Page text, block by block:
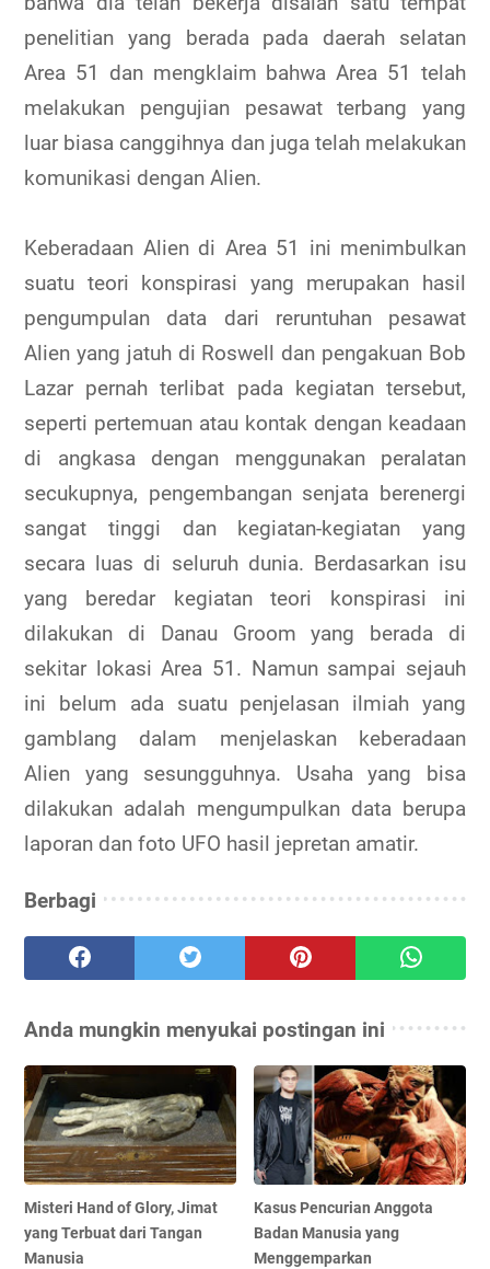
penelitian yang berada pada daerah selatan
Area 51 dan mengklaim bahwa Area 51 telah
melakukan pengujian pesawat terbang yang
luar biasa canggihnya dan juga telah melakukan
komunikasi dengan Alien.
Keberadaan Alien di Area 51 ini menimbulkan
suatu teori konspirasi yang merupakan hasil
pengumpulan data dari reruntuhan pesawat
Alien yang jatuh di Roswell dan pengakuan Bob
Lazar pernah terlibat pada kegiatan tersebut,
seperti pertemuan atau kontak dengan keadaan
di angkasa dengan menggunakan peralatan
secukupnya, pengembangan senjata berenergi
sangat tinggi dan kegiatan-kegiatan yang
secara luas di seluruh dunia. Berdasarkan isu
yang beredar kegiatan teori konspirasi ini
dilakukan di Danau Groom yang berada di
sekitar lokasi Area 51. Namun sampai sejauh
ini belum ada suatu penjelasan ilmiah yang
gamblang dalam menjelaskan keberadaan
Alien yang sesungguhnya. Usaha yang bisa
dilakukan adalah mengumpulkan data berupa
laporan dan foto UFO hasil jepretan amatir.
Berbagi
Anda mungkin menyukai postingan ini
Misteri Hand of Glory, Jimat
yang Terbuat dari Tangan
Manusia
Kasus Pencurian Anggota
Badan Manusia yang
Menggemparkan